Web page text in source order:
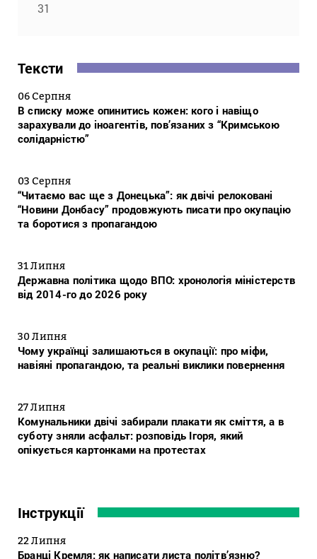
31
Тексти
06 Серпня
В списку може опинитись кожен: кого і навіщо
зарахували до іноагентів, пов’язаних з “Кримською
солідарністю”
03 Серпня
“Читаємо вас ще з Донецька”: як двічі релоковані
“Новини Донбасу” продовжують писати про окупацію
та боротися з пропагандою
31 Липня
Державна політика щодо ВПО: хронологія міністерств
від 2014-го до 2026 року
30 Липня
Чому українці залишаються в окупації: про міфи,
навіяні пропагандою, та реальні виклики повернення
27 Липня
Комунальники двічі забирали плакати як сміття, а в
суботу зняли асфальт: розповідь Ігоря, який
опікується картонками на протестах
Інструкції
22 Липня
Бранці Кремля: як написати листа політв’язню?